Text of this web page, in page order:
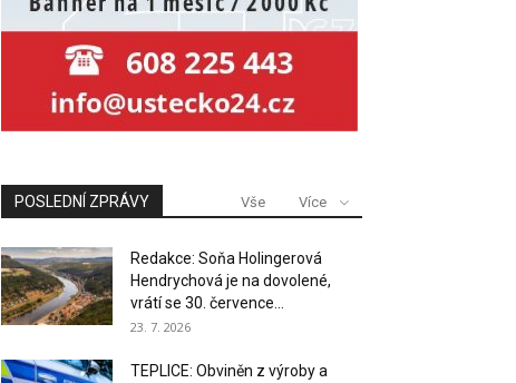
POSLEDNÍ ZPRÁVY Vše Více
Redakce: Soňa Holingerová
Hendrychová je na dovolené,
vrátí se 30. července...
23. 7. 2026
TEPLICE: Obviněn z výroby a